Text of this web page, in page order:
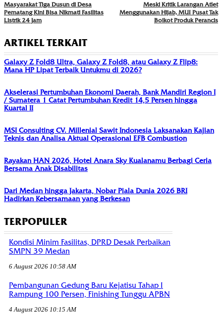
Masyarakat Tiga Dusun di Desa
Pematang Kini Bisa Nikmati Fasilitas
Listrik 24 Jam
Meski Kritik Larangan Atlet
Menggunakan Hijab, MUI Pusat Tak
Boikot Produk Perancis
ARTIKEL TERKAIT
Galaxy Z Fold8 Ultra, Galaxy Z Fold8, atau Galaxy Z Flip8:
Mana HP Lipat Terbaik Untukmu di 2026?
Akselerasi Pertumbuhan Ekonomi Daerah, Bank Mandiri Region I
/ Sumatera 1 Catat Pertumbuhan Kredit 14,5 Persen hingga
Kuartal II
MSI Consulting CV. Millenial Sawit Indonesia Laksanakan Kajian
Teknis dan Analisa Aktual Operasional EFB Combustion
Rayakan HAN 2026, Hotel Anara Sky Kualanamu Berbagi Ceria
Bersama Anak Disabilitas
Dari Medan hingga Jakarta, Nobar Piala Dunia 2026 BRI
Hadirkan Kebersamaan yang Berkesan
TERPOPULER
Kondisi Minim Fasilitas, DPRD Desak Perbaikan
SMPN 39 Medan
6 August 2026 10:58 AM
Pembangunan Gedung Baru Kejatisu Tahap I
Rampung 100 Persen, Finishing Tunggu APBN
4 August 2026 10:15 AM